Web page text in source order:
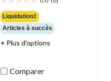
35,00 $
étoile(s)
sur
5.
Liquidation‡
Articles à succès
+ Plus d'options
Comparer